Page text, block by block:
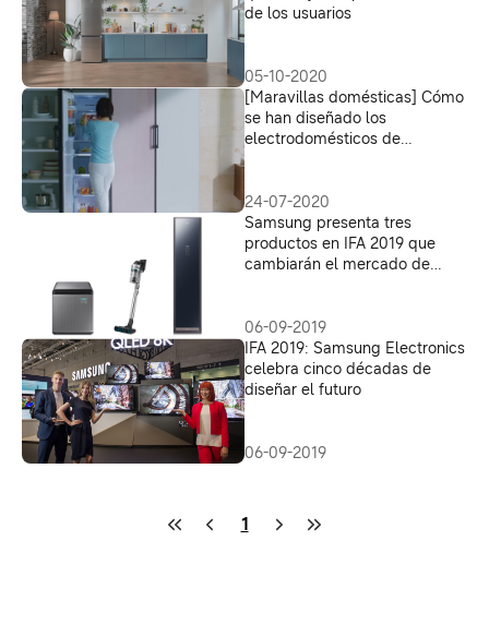
de los usuarios
05-10-2020
[Maravillas domésticas] Cómo
se han diseñado los
electrodomésticos de
mejores
24-07-2020
Samsung presenta tres
productos en IFA 2019 que
cambiarán el mercado de
06-09-2019
IFA 2019: Samsung Electronics
celebra cinco décadas de
diseñar el futuro
06-09-2019
1